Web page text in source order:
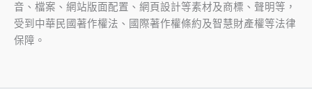
音、檔案、網站版面配置、網頁設計等素材及商標、聲明等，
受到中華民國著作權法、國際著作權條約及智慧財產權等法律
保障。